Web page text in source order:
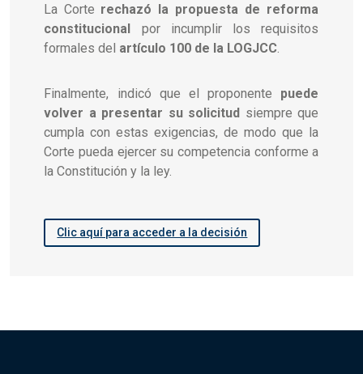
La Corte rechazó la propuesta de reforma
constitucional por incumplir los requisitos
formales del artículo 100 de la LOGJCC.
Finalmente, indicó que el proponente puede
volver a presentar su solicitud siempre que
cumpla con estas exigencias, de modo que la
Corte pueda ejercer su competencia conforme a
la Constitución y la ley.
Clic aquí para acceder a la decisión